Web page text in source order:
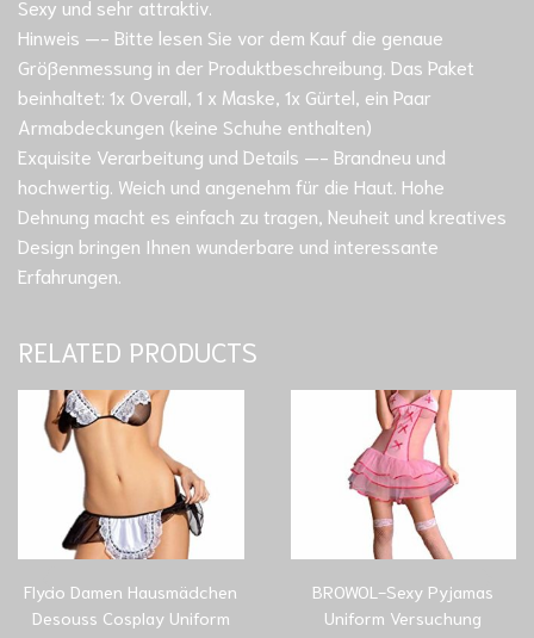
Sexy und sehr attraktiv.
Hinweis —- Bitte lesen Sie vor dem Kauf die genaue
Größenmessung in der Produktbeschreibung. Das Paket
beinhaltet: 1x Overall, 1 x Maske, 1x Gürtel, ein Paar
Armabdeckungen (keine Schuhe enthalten)
Exquisite Verarbeitung und Details —- Brandneu und
hochwertig. Weich und angenehm für die Haut. Hohe
Dehnung macht es einfach zu tragen, Neuheit und kreatives
Design bringen Ihnen wunderbare und interessante
Erfahrungen.
RELATED PRODUCTS
Flydo Damen Hausmädchen
Desouss Cosplay Uniform
BROWOL-Sexy Pyjamas
Uniform Versuchung